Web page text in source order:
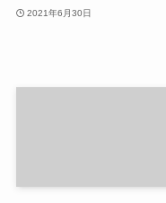
2021年6月30日